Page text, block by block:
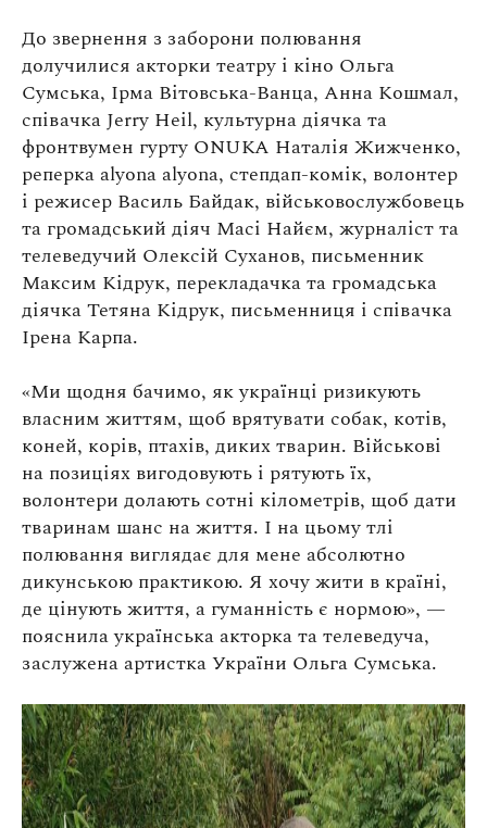
До звернення з заборони полювання
долучилися акторки театру і кіно Ольга
Сумська, Ірма Вітовська-Ванца, Анна Кошмал,
співачка Jerry Heil, культурна діячка та
фронтвумен гурту ONUKA Наталія Жижченко,
реперка alyona alyona, степдап-комік, волонтер
і режисер Василь Байдак, військовослужбовець
та громадський діяч Масі Найєм, журналіст та
телеведучий Олексій Суханов, письменник
Максим Кідрук, перекладачка та громадська
діячка Тетяна Кідрук, письменниця і співачка
Ірена Карпа.
«Ми щодня бачимо, як українці ризикують
власним життям, щоб врятувати собак, котів,
коней, корів, птахів, диких тварин. Військові
на позиціях вигодовують і рятують їх,
волонтери долають сотні кілометрів, щоб дати
тваринам шанс на життя. І на цьому тлі
полювання виглядає для мене абсолютно
дикунською практикою. Я хочу жити в країні,
де цінують життя, а гуманність є нормою», —
пояснила українська акторка та телеведуча,
заслужена артистка України Ольга Сумська.